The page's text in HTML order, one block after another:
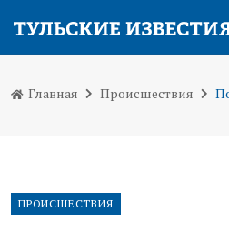
Главная Происшествия
ПРОИСШЕСТВИЯ